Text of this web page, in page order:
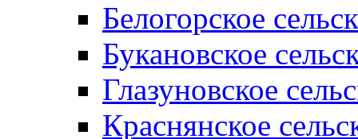
Белогорское
Букановское
Глазуновское
Краснянское